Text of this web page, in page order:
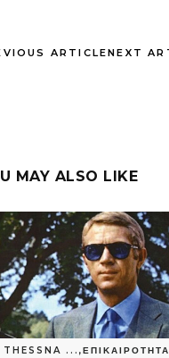
ARTICLENEXT
MAY ALSO LIKE
THESSNA ... ,ΕΠΙΚΑΙΡΟΤΗΤΑ